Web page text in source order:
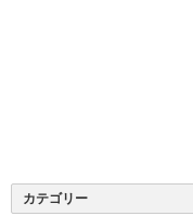
カテゴリー